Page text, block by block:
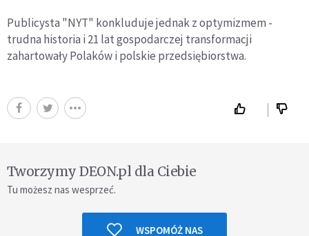
Publicysta "NYT" konkluduje jednak z optymizmem -
trudna historia i 21 lat gospodarczej transformacji
zahartowały Polaków i polskie przedsiębiorstwa.
Tworzymy DEON.pl dla Ciebie
Tu możesz nas wesprzeć.
WSPOMÓŻ NAS